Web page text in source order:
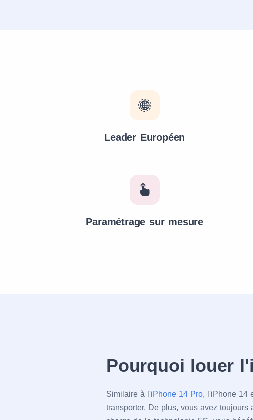
Leader Européen
Paramétrage sur mesure
Pourquoi louer
Similaire à l'iPhone 14 Pro, l'iPhone 14
transporter. De plus, vous avez